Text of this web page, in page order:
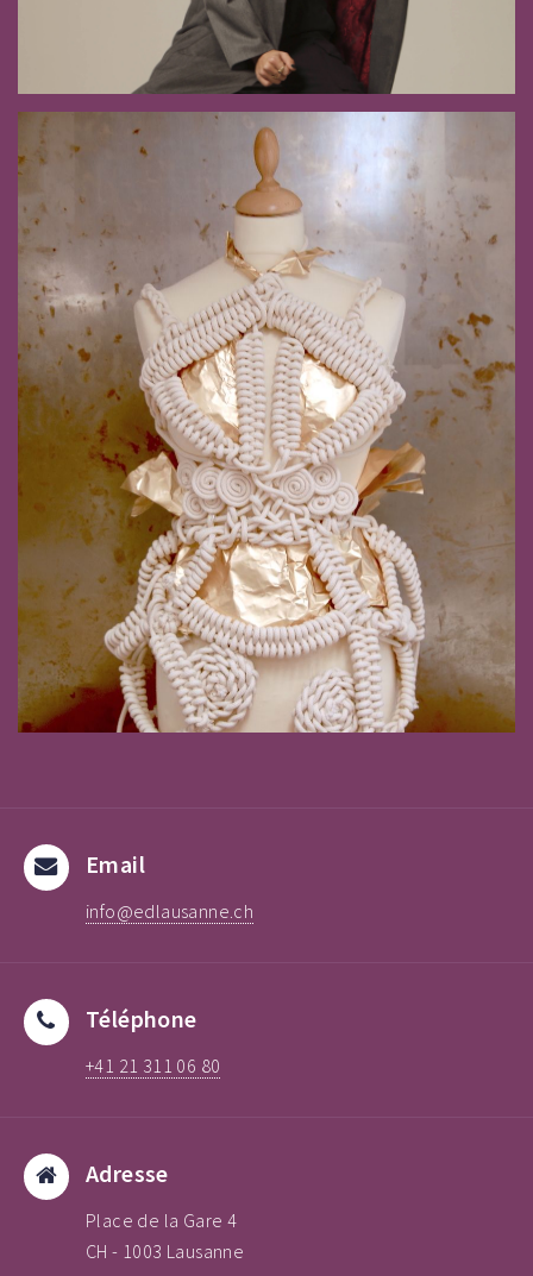
Email
info@edlausanne.ch
Téléphone
+41 21 311 06 80
Adresse
Place de la Gare 4
CH - 1003 Lausanne